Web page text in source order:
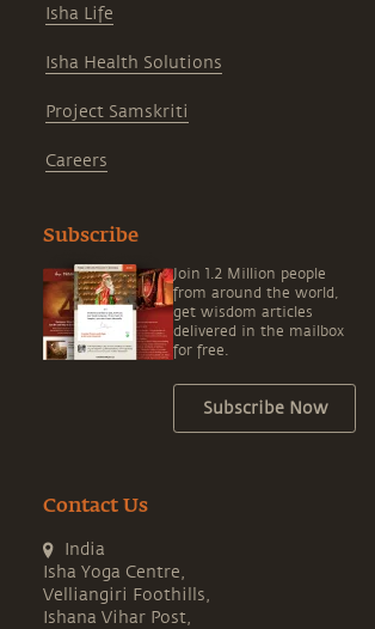
Isha Life
Isha Health Solutions
Project Samskriti
Careers
Subscribe
Join 1.2 Million people
from around the world,
get wisdom articles
delivered in the mailbox
for free.
Subscribe Now
Contact Us
India
Isha Yoga Centre,
Velliangiri Foothills,
Ishana Vihar Post,